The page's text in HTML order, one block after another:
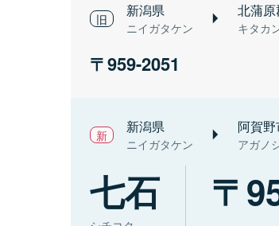
新潟県
ニイガタケン
北蒲
キタカ
959-2051
新潟県
ニイガタケン
阿賀
アガノ
七石